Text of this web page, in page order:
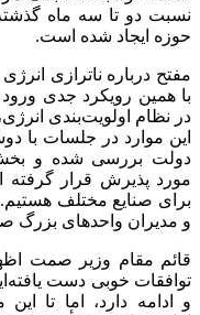
نسبت دو تا سه ماه
حوزه ایجاد شده است.
مفتح درباره ناترازی
با همین رویکرد جدی
در نظام اولویت‌بندی
این موارد در جلسات با
دولت بررسی شده و بخش
مورد پذیرش قرار گرفته
برای صنایع مختلف
و مدیران واحدهای بزرگ
قائم مقام وزیر صمت
توافقات خوبی دست
و ادامه دارد، اما تا